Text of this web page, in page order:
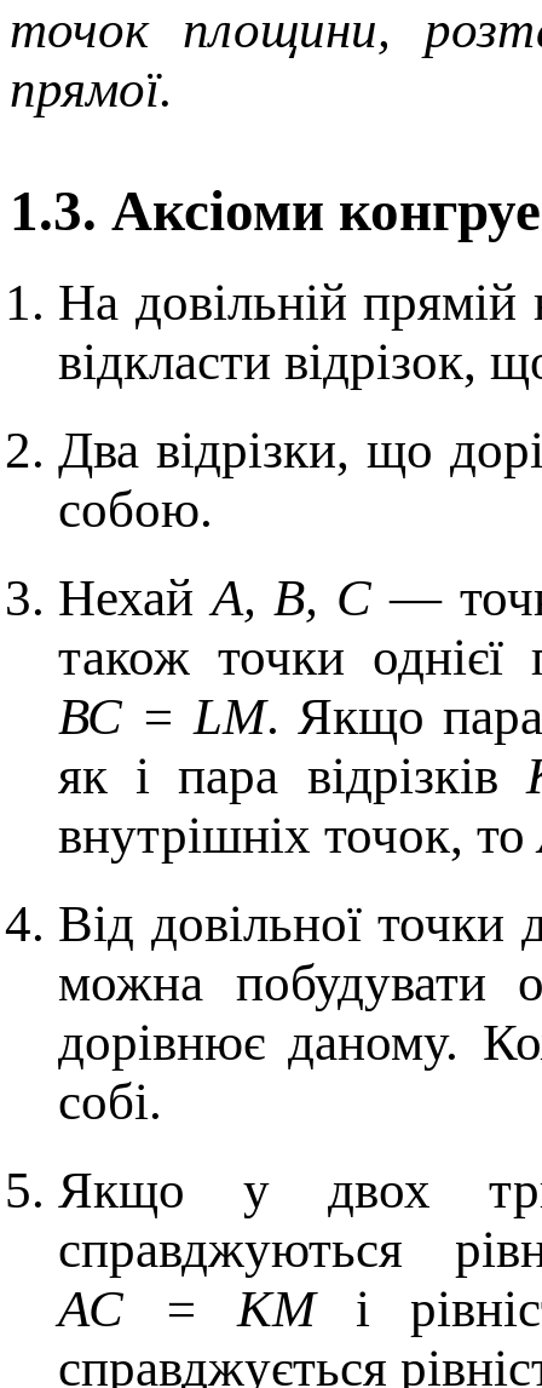
точок площини,
прямої.
1.3. Аксіоми
На довільній прямій
відкласти відрізок,
Два відрізки, що
собою.
НехайА, В, С —
також точки
ВС = LМ. Якщо пара
як і пара відрізків
внутрішніх точок, то
Від довільної точки
можна
дорівнює даному.
собі.
Якщо у двох
справджуються
АС = КМі
справджується